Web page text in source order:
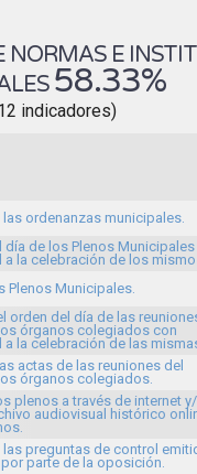
NORMAS E
58.33%
indicadores)
ordenanzas municipales.
día de los Plenos
a la celebración de los
Plenos Municipales.
orden del día de las
órganos colegiados con
a la celebración de las
actas de las reuniones del
órganos colegiados.
plenos a través de internet
audiovisual histórico
las preguntas de control
parte de la oposición.